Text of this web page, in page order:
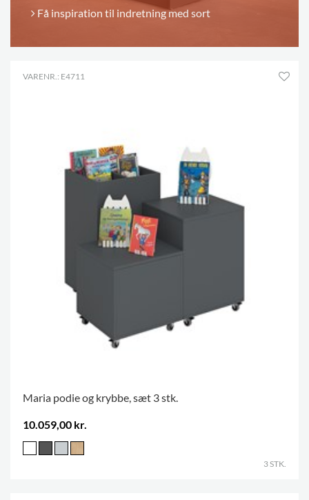
Få inspiration til indretning med sort
VARENR.: E4711
Maria podie og krybbe, sæt 3 stk.
10.059,00 kr.
3 STK.